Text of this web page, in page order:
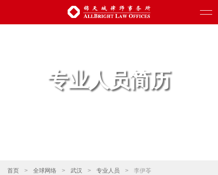
专业人员简历
首页 > 全球网络 > 武汉 > 专业人员 > 李伊苓